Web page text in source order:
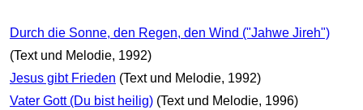
Durch die Sonne, den Regen, den Wind ("Jahwe Jireh")
(Text und Melodie, 1992)
Jesus gibt Frieden (Text und Melodie, 1992)
Vater Gott (Du bist heilig) (Text und Melodie, 1996)